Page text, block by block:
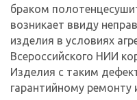
браком
возникает ввиду
изделия в условиях
Всероссийского НИИ
Изделия с таким
гарантийному ремонту